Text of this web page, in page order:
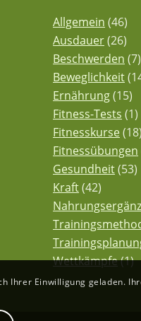
Allgemein (46)
Ausdauer(26)
Beschwerden (7)
Beweglichkeit
Ernährung(15)
Fitness-Tests (1)
Fitnesskurse(18)
Fitnessübungen
Gesundheit(53)
Kraft(42)
Wettkämpfe(1)
Ihrer Einwilligung geladen.